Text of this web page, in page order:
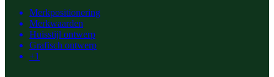
Merkpositionering
Merkwaarden
Huisstijl ontwerp
Grafisch ontwerp
+1